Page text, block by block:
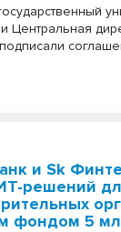
Центральная
и Sk
решений
фондом 5